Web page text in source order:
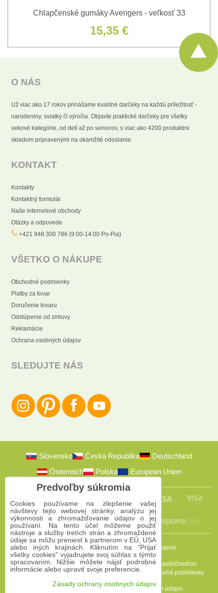
Chlapčenské gumáky Avengers - veľkosť 33
15,35 €
O NÁS
Už viac ako 17 rokov prinášame kvalitné darčeky na každú príležitosť -
narodeniny, sviatky či výročia. Objavte praktické darčeky pre všetky
vekové kategórie, od detí až po seniorov, s viac ako 4200 produktmi
skladom pripravenými na okamžité odoslanie.
KONTAKT
Kontakty
Kontaktný formulár
Naše internetové obchody
Otázky a odpovede
+421 948 300 786 (9:00-14:00 Po-Pia)
VŠETKO O NÁKUPE
Obchodné podmienky
Platby za tovar
Doručenie tovaru
Odstúpenie od zmluvy
Reklamácie
Ochrana osobných údajov
SLEDUJTE NÁS
Slovensko Česká Republika
Deutschland
Österreich
Polska European Union
2009-2026 © Bomba s.r.o.Všetky práva vyhradené
Táto stránka je chránená programom reCAPTCHA a spoločnosťou
Google. PlatiaPravidlá ochrany osobných údajov Zmluvné podmienky.
Predvoľby súkromia Zásady ochrany osobných údajov
Predvoľby súkromia
Cookies používame na zlepšenie vašej
návštevy tejto webovej stránky, analýzu jej
výkonnosti a zhromažďovanie údajov o jej
používaní. Na tento účel môžeme použiť
nástroje a služby tretích strán a zhromaždené
údaje sa môžu preniesť k partnerom v EÚ, USA
alebo iných krajinách. Kliknutím na "Prijať
všetky cookies" vyjadrujete svoj súhlas s týmto
spracovaním. Nižšie môžete nájsť podrobné
informácie alebo upraviť svoje preferencie.
Zásady ochrany osobných údajov